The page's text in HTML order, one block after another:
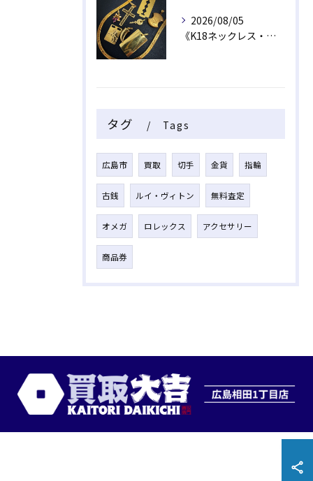
2026/08/05
《K18ネックレス・トップ》
タグ Tags
広島市 買取 切手 金貨 指輪
古銭 ルイ・ヴィトン 無料査定
オメガ ロレックス アクセサリー
商品券